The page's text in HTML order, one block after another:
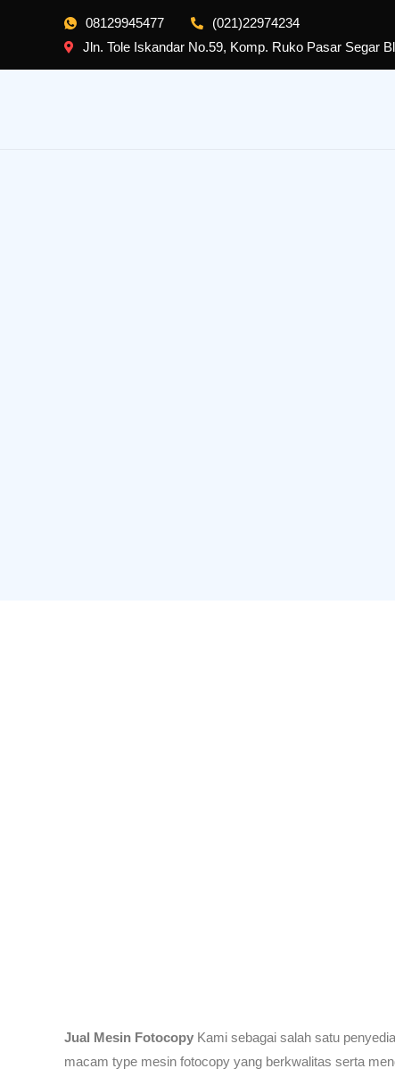
08129945477
(021)22974234
Jln. Tole Iskandar No.59, Komp. Ruko Pasar Segar
Jual Mesin Fotocopy Kami sebagai salah satu
macam type mesin fotocopy yang berkwalitas serta